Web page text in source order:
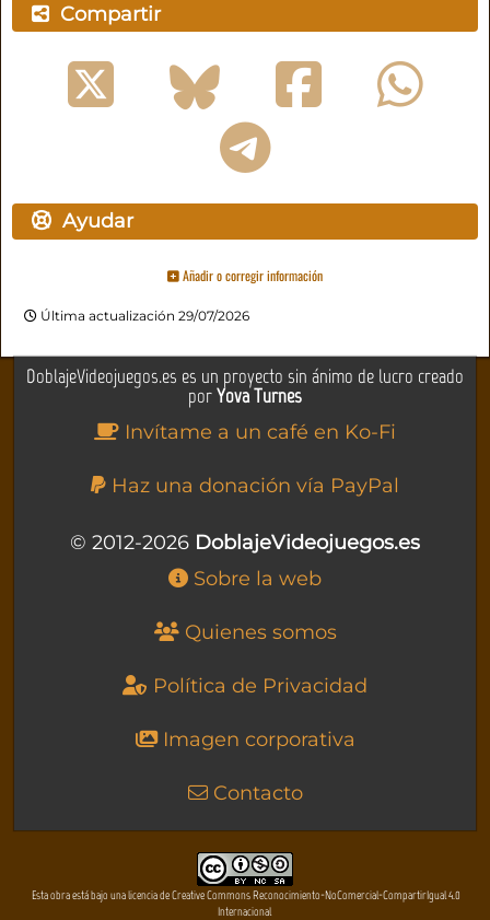
Compartir
Ayudar
Añadir o corregir información
Última actualización 29/07/2026
DoblajeVideojuegos.es es un proyecto sin ánimo de lucro creado
porYova Turnes
Invítame a un café en Ko-Fi
Haz una donación vía PayPal
© 2012-2026 DoblajeVideojuegos.es
Sobre la web
Quienes somos
Política de Privacidad
Imagen corporativa
Contacto
Esta obra está bajo una licencia de Creative Commons Reconocimiento-NoComercial-CompartirIgual 4.0
Internacional